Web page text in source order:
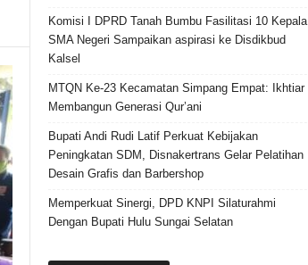
Komisi I DPRD Tanah Bumbu Fasilitasi 10 Kepala
SMA Negeri Sampaikan aspirasi ke Disdikbud
Kalsel
MTQN Ke-23 Kecamatan Simpang Empat: Ikhtiar
Membangun Generasi Qur’ani
Bupati Andi Rudi Latif Perkuat Kebijakan
Peningkatan SDM, Disnakertrans Gelar Pelatihan
Desain Grafis dan Barbershop
Memperkuat Sinergi, DPD KNPI Silaturahmi
Dengan Bupati Hulu Sungai Selatan